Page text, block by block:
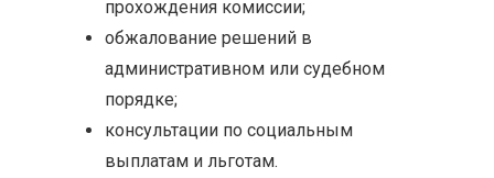
прохождения комиссии;
обжалование решений в
административном или судебном
порядке;
консультации по социальным
выплатам и льготам.